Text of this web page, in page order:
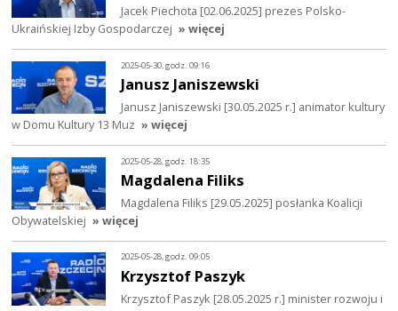
Jacek Piechota [02.06.2025] prezes Polsko-
Ukraińskiej Izby Gospodarczej » więcej
2025-05-30, godz. 09:16
Janusz Janiszewski
Janusz Janiszewski [30.05.2025 r.] animator kultury
w Domu Kultury 13 Muz » więcej
2025-05-28, godz. 18:35
Magdalena Filiks
Magdalena Filiks [29.05.2025] posłanka Koalicji
Obywatelskiej » więcej
2025-05-28, godz. 09:05
Krzysztof Paszyk
Krzysztof Paszyk [28.05.2025 r.] minister rozwoju i